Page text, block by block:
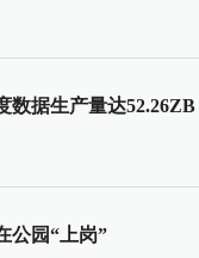
数据生产量达52.26ZB
公园“上岗”